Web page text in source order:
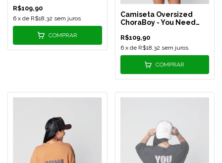
R$109,90
6 x de R$18,32 sem juros
COMPRAR
Camiseta Oversized
ChoraBoy - You Need
569
R$109,90
6 x de R$18,32 sem juros
COMPRAR